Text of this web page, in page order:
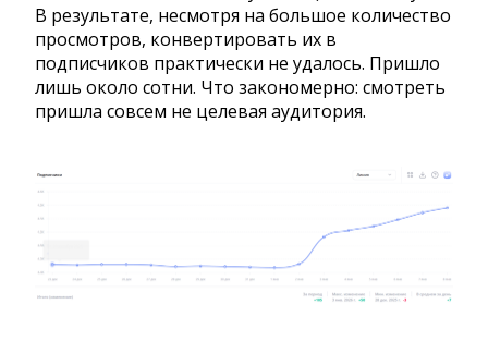
В результате, несмотря на большое количество
просмотров, конвертировать их в
подписчиков практически не удалось. Пришло
лишь около сотни. Что закономерно: смотреть
пришла совсем не целевая аудитория.